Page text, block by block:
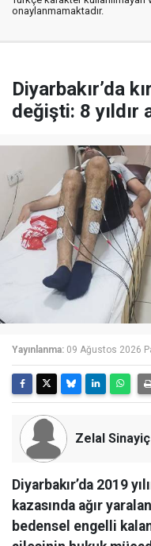
onaylanmamaktadır.
Diyarbakır’da
değişti: 8 yıldır
Yayınlanma: 09 Ağustos 2026
Zelal Sinayiç
Diyarbakır’da 2019
kazasında ağır
bedensel engelli